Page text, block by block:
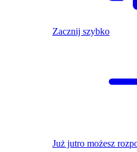
Zacznij szybko
Już jutro możesz